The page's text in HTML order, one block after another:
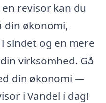
revisor kan du
din økonomi,
sindet og en mere
virksomhed. Gå
din økonomi —
i Vandel i dag!